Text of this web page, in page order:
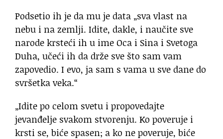
Podsetio ih je da mu je data „sva vlast na
nebu i na zemlji. Idite, dakle, i naučite sve
narode krsteći ih u ime Oca i Sina i Svetoga
Duha, učeći ih da drže sve što sam vam
zapovedio. I evo, ja sam s vama u sve dane do
svršetka veka.“
„Idite po celom svetu i propovedajte
jevanđelje svakom stvorenju. Ko poveruje i
krsti se, biće spasen; a ko ne poveruje, biće